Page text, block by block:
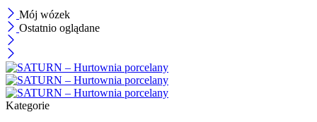
Mój wózek
Ostatnio oglądane
Kategorie